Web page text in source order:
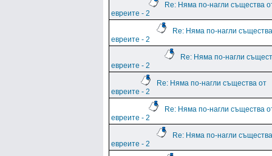
Re: Няма по-нагли същества
евреите - 2
Re: Няма по-нагли
евреите - 2
Re: Няма по-нагли
евреите - 2
Re: Няма по-нагли същества от
евреите - 2
Re: Няма по-нагли същества
евреите - 2
Re: Няма по-нагли
евреите - 2